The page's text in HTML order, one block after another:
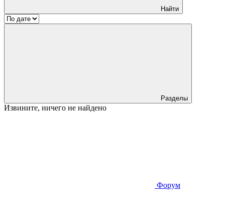
Найти
Разделы
Извините, ничего не найдено
Форум